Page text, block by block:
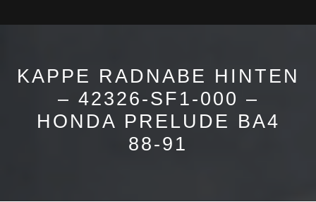
Button
KAPPE RADNABE HINTEN
– 42326-SF1-000 –
HONDA PRELUDE BA4
88-91